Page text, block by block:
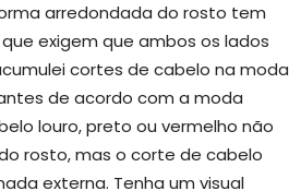
arredondada do rosto tem
exigem que ambos os lados
cortes de cabelo na moda
de acordo com a moda
louro, preto ou vermelho não
rosto, mas o corte de cabelo
externa. Tenha um visual